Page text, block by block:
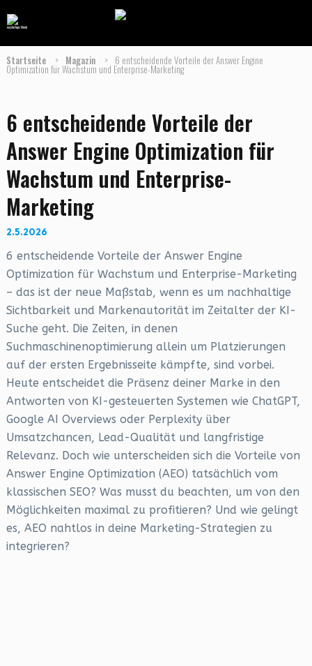
Startseite > Magazin > 6 entscheidende Vorteile der Answer Engine
Optimization für Wachstum und Enterprise-Marketing
6 entscheidende Vorteile der
Answer Engine Optimization für
Wachstum und Enterprise-
Marketing
2.5.2026
6 entscheidende Vorteile der Answer Engine
Optimization für Wachstum und Enterprise-Marketing
– das ist der neue Maßstab, wenn es um nachhaltige
Sichtbarkeit und Markenautorität im Zeitalter der KI-
Suche geht. Die Zeiten, in denen
Suchmaschinenoptimierung allein um Platzierungen
auf der ersten Ergebnisseite kämpfte, sind vorbei.
Heute entscheidet die Präsenz deiner Marke in den
Antworten von KI-gesteuerten Systemen wie ChatGPT,
Google AI Overviews oder Perplexity über
Umsatzchancen, Lead-Qualität und langfristige
Relevanz. Doch wie unterscheiden sich die Vorteile von
Answer Engine Optimization (AEO) tatsächlich vom
klassischen SEO? Was musst du beachten, um von den
Möglichkeiten maximal zu profitieren? Und wie gelingt
es, AEO nahtlos in deine Marketing-Strategien zu
integrieren?